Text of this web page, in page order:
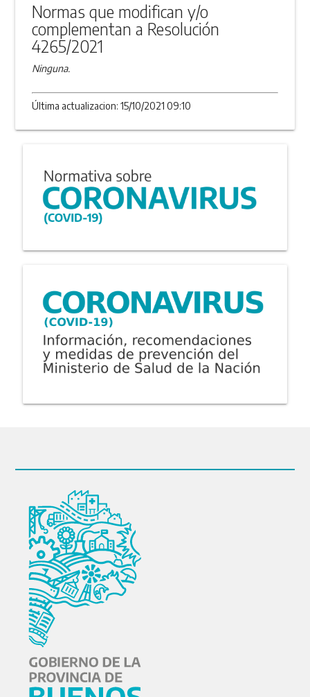
Normas que modifican y/o
complementan a Resolución
4265/2021
Ninguna.
Última actualizacion: 15/10/2021 09:10